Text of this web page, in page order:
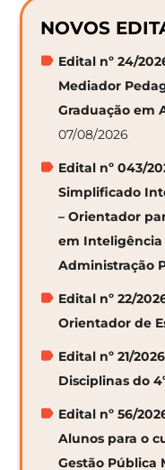
NOVOS
Edital nº 24/
Mediador
Graduação em
07/08/2026
Edital nº 043/
Simplificado
– Orientador
em
Administração
Edital nº 22/
Orientador de
Edital nº 21/
Disciplinas do
Edital nº 56/
Alunos para o
Gestão Pública